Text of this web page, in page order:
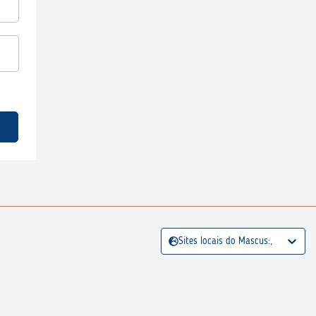
Sites locais do Mascus:,